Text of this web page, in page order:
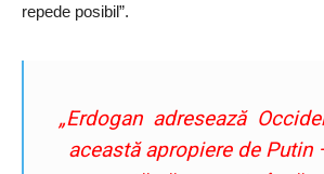
repede posibil”.
„Erdogan adresează
această apropiere de Putin